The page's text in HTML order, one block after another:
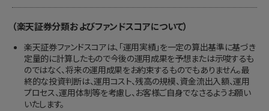
（楽天証券分類およびファンドスコアについて）
楽天証券ファンドスコアは、「運用実績」を一定の算出基準に基づき
定量的に計算したもので今後の運用成果を予想または示唆するも
のではなく、将来の運用成果をお約束するものでもありません。最
終的な投資判断は、運用コスト、残高の規模、資金流出入額、運用
プロセス、運用体制等を考慮し、お客様ご自身でなさるようお願い
いたします。